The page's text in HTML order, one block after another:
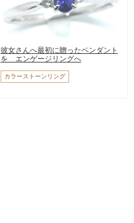
彼女さんへ最初に贈ったペンダント
を エンゲージリングへ
カラーストーンリング